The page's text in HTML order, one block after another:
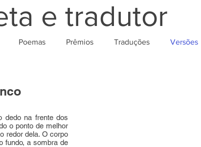
e tradutor
Poemas Prêmios Traduções Versões
dedo na frente dos
o ponto de melhor
redor dela. O corpo
fundo, a sombra de